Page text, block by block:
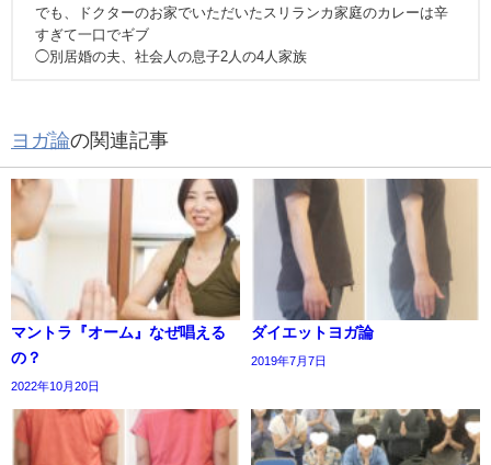
でも、ドクターのお家でいただいたスリランカ家庭のカレーは辛
すぎて一口でギブ
◯別居婚の夫、社会人の息子2人の4人家族
ヨガ論の関連記事
マントラ『オーム』なぜ唱える
の？
2022年10月20日
ダイエットヨガ論
2019年7月7日